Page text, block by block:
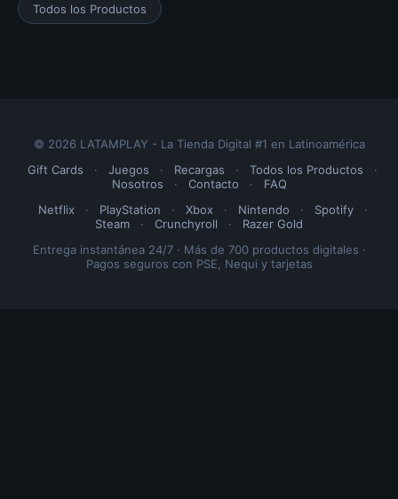
Todos los Productos
© 2026 LATAMPLAY - La Tienda Digital #1 en Latinoamérica
Gift Cards
· Juegos · Recargas · Todos los Productos
·
Nosotros
· Contacto ·
FAQ
Netflix
· PlayStation · Xbox · Nintendo · Spotify
·
Steam
· Crunchyroll ·
Razer Gold
Entrega instantánea 24/7 · Más de 700 productos digitales ·
Pagos seguros con PSE, Nequi y tarjetas